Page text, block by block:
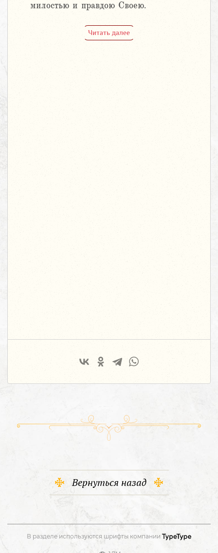
милостью и правдою Своею.
Читать далее
Вернуться назад
В разделе используются шрифты компании